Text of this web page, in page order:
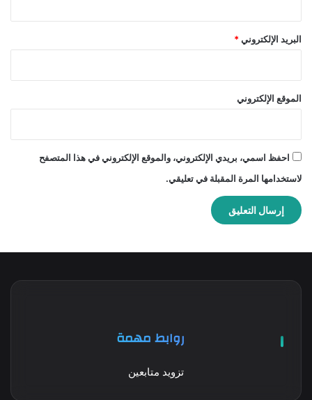
البريد الإلكتروني *
الموقع الإلكتروني
احفظ اسمي، بريدي الإلكتروني، والموقع الإلكتروني في هذا المتصفح
لاستخدامها المرة المقبلة في تعليقي.
روابط مهمة
تزويد متابعين